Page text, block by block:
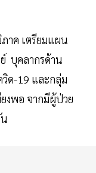
าค เตรียมแผน
บุคลากรด้าน
ด-19 และกลุ่ม
งพอ จากมีผู้ป่วย